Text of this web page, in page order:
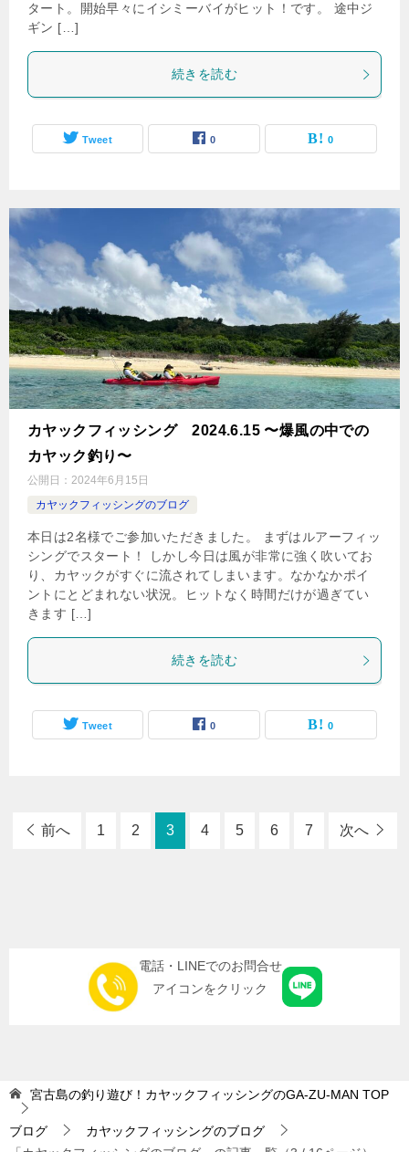
タート。開始早々にイシミーバイがヒット！です。 途中ジ
ギン […]
続きを読む
Tweet 0 0
カヤックフィッシング 2024.6.15 〜爆風の中での
カヤック釣り〜
公開日： 2024年6月15日
カヤックフィッシングのブログ
本日は2名様でご参加いただきました。 まずはルアーフィッ
シングでスタート！ しかし今日は風が非常に強く吹いてお
り、カヤックがすぐに流されてしまいます。なかなかポイ
ントにとどまれない状況。ヒットなく時間だけが過ぎてい
きます […]
続きを読む
Tweet 0 0
前へ 1 2 3 4 5 6 7 次へ
電話・LINEでのお問合せ
アイコンをクリック
宮古島の釣り遊び！カヤックフィッシングのGA-ZU-MAN TOP
ブログ
カヤックフィッシングのブログ